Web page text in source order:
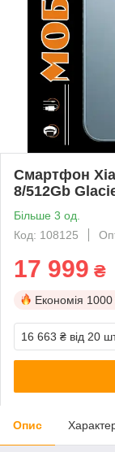
Смартфон
8/512Gb
Більше 3 од.
Код: 108125
17 999 ₴
Економія 1000
16 663 ₴ від 20
Опис